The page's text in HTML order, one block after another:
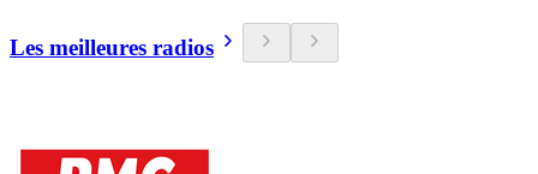
Les meilleures radios